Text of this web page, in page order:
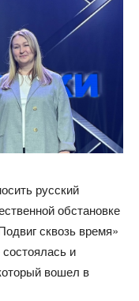
русский
обстановке
сквозь время»
и
вошел в